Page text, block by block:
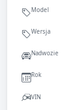
Model
Wersja
Nadwozie
Rok
VIN